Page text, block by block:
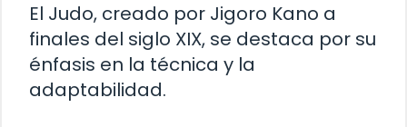
El Judo, creado por Jigoro Kano a
finales del siglo XIX, se destaca por su
énfasis en la técnica y la
adaptabilidad.